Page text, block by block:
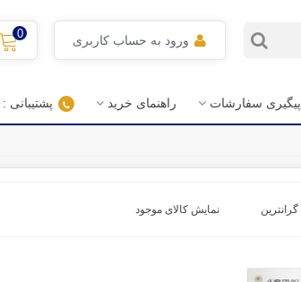
ورود به حساب کاربری
0
پیگیری سفارشات راهنمای خرید پشتیبانی : 78475 - 021
گرانترین نمایش کالای موجود